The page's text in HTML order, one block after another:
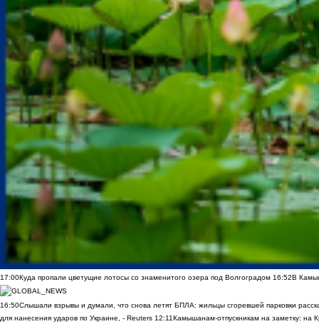
17:00Куда пропали цветущие лотосы со знаменитого озера под Волгоградом 16:52В
16:50Слышали взрывы и думали, что снова летят БПЛА: жильцы сгоревшей парковки
для нанесения ударов по Украине, - Reuters 12:11Камышанам-отпускникам на заметку: на